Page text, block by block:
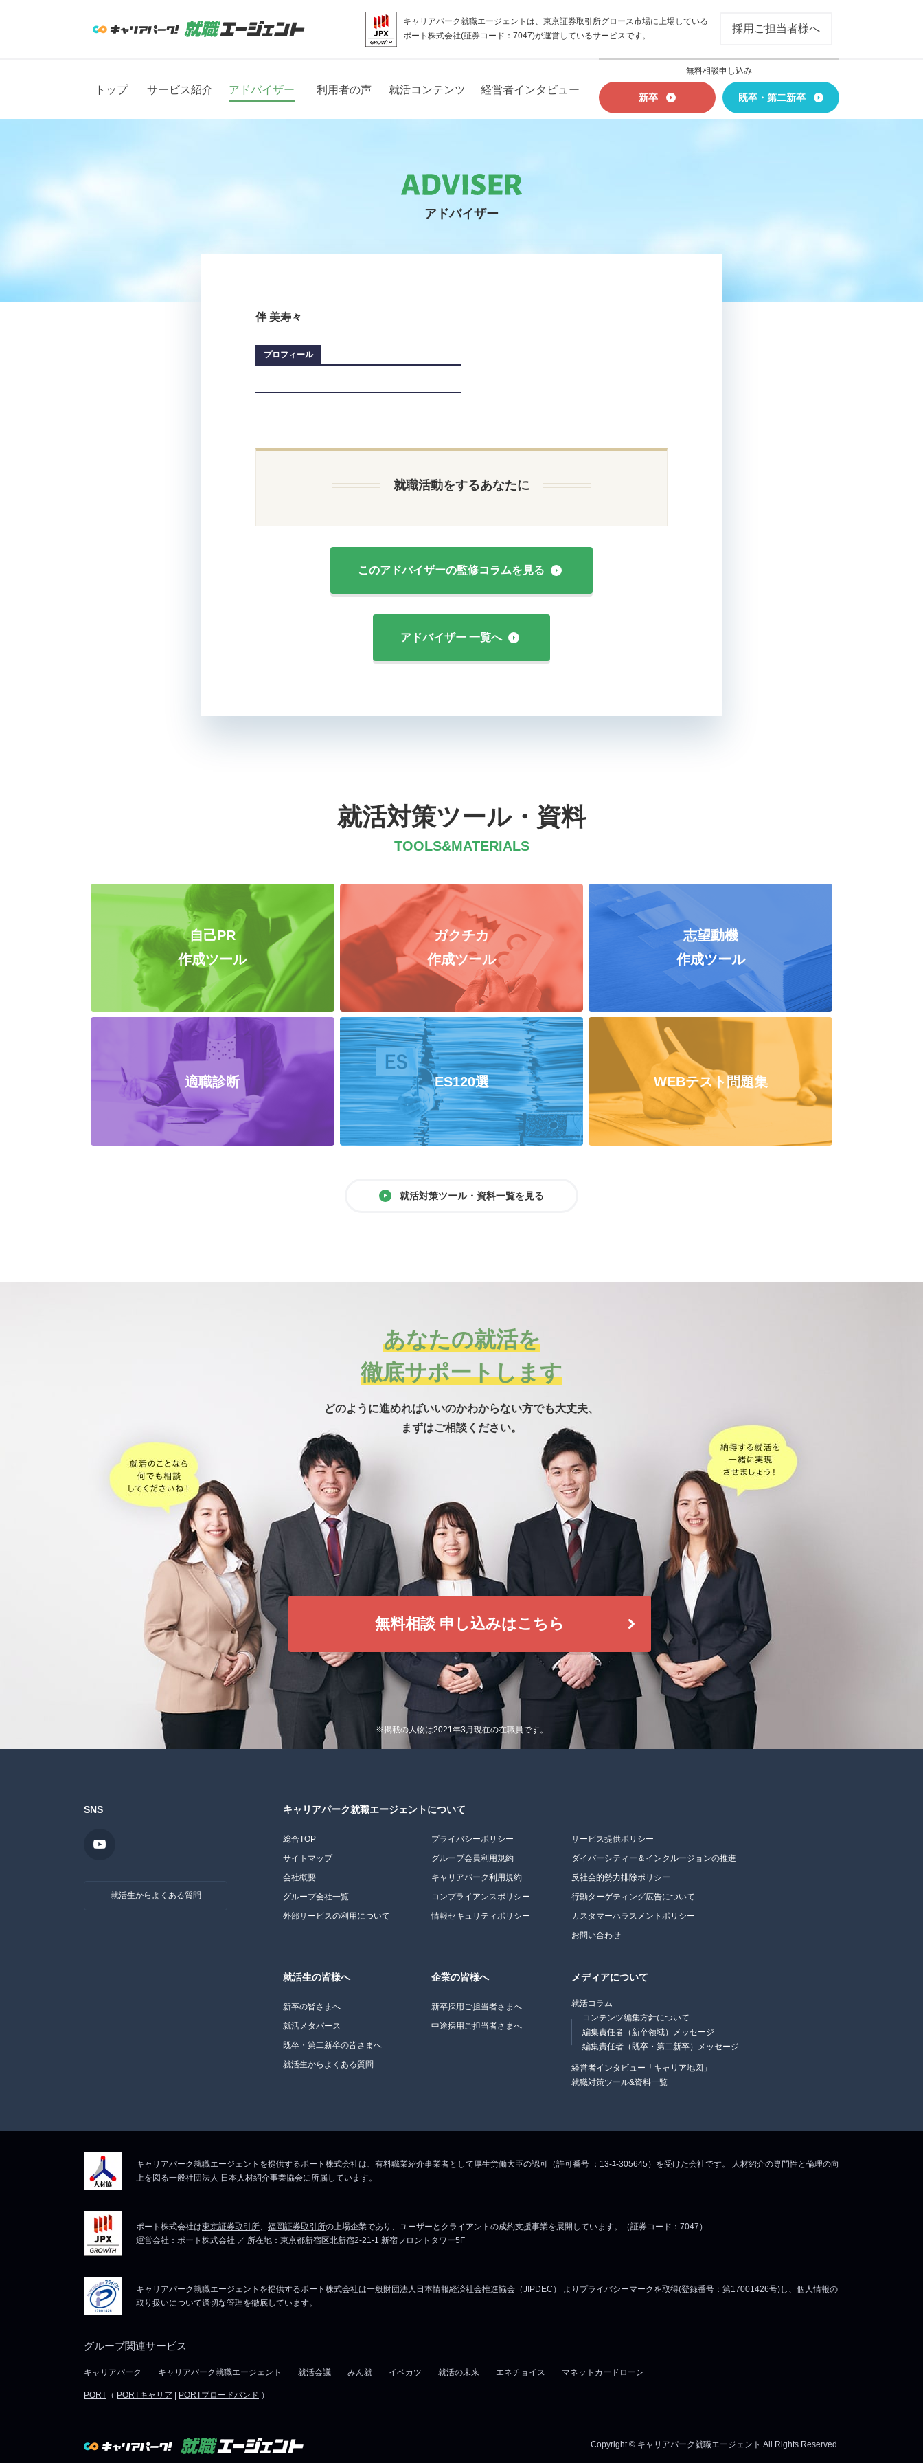
キャリアパーク就職エージェントは、東京証券取引所グロース市場に上場している
ポート株式会社(証券コード：7047)が運営しているサービスです。
採用ご担当者様へ
トップ サービス紹介 アドバイザー 利用者の声 就活コンテンツ 経営者インタビュー
無料相談申し込み
新卒 既卒・第二新卒
アドバイザー
伴 美寿々
プロフィール
就職活動をするあなたに
このアドバイザーの監修コラムを見る
アドバイザー 一覧へ
就活対策ツール・資料
TOOLS&MATERIALS
自己PR
作成ツール
ガクチカ
作成ツール
志望動機
作成ツール
適職診断 ES120選 WEBテスト問題集
就活対策ツール・資料一覧を見る
あなたの就活を
徹底サポートします
どのように進めればいいのかわからない方でも大丈夫、
まずはご相談ください。
無料相談 申し込みはこちら
※掲載の人物は2021年3月現在の在職員です。
SNS
就活生からよくある質問
キャリアパーク就職エージェントについて
総合TOP
サイトマップ
会社概要
グループ会社一覧
外部サービスの利用について
プライバシーポリシー
グループ会員利用規約
キャリアパーク利用規約
コンプライアンスポリシー
情報セキュリティポリシー
サービス提供ポリシー
ダイバーシティー＆インクルージョンの推進
反社会的勢力排除ポリシー
行動ターゲティング広告について
カスタマーハラスメントポリシー
お問い合わせ
就活生の皆様へ
新卒の皆さまへ
就活メタバース
既卒・第二新卒の皆さまへ
就活生からよくある質問
企業の皆様へ
新卒採用ご担当者さまへ
中途採用ご担当者さまへ
メディアについて
就活コラム
コンテンツ編集方針について
編集責任者（新卒領域）メッセージ
編集責任者（既卒・第二新卒）メッセージ
経営者インタビュー「キャリア地図」
就職対策ツール&資料一覧